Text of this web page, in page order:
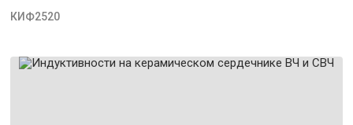
КИФ2520